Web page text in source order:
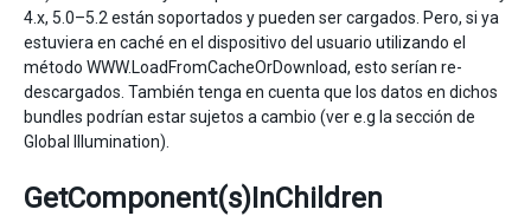
4.x, 5.0–5.2 están soportados y pueden ser cargados. Pero, si ya
estuviera en caché en el dispositivo del usuario utilizando el
método WWW.LoadFromCacheOrDownload, esto serían re-
descargados. También tenga en cuenta que los datos en dichos
bundles podrían estar sujetos a cambio (ver e.g la sección de
Global Illumination).
GetComponent(s)InChildren